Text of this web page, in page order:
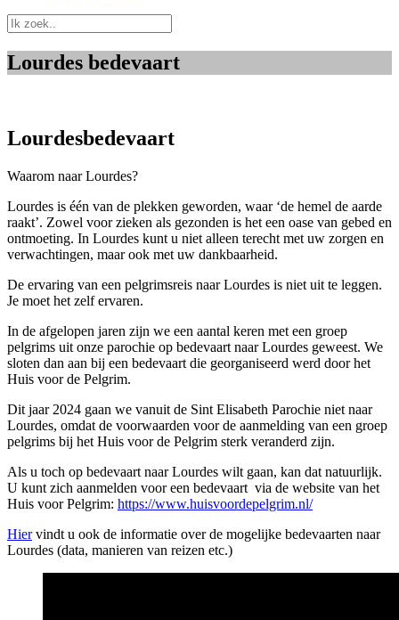
Lourdes bedevaart
Lourdesbedevaart
Waarom naar Lourdes?
Lourdes is één van de plekken geworden, waar ‘de hemel de aarde
raakt’. Zowel voor zieken als gezonden is het een oase van gebed en
ontmoeting. In Lourdes kunt u niet alleen terecht met uw zorgen en
verwachtingen, maar ook met uw dankbaarheid.
De ervaring van een pelgrimsreis naar Lourdes is niet uit te leggen.
Je moet het zelf ervaren.
In de afgelopen jaren zijn we een aantal keren met een groep
pelgrims uit onze parochie op bedevaart naar Lourdes geweest. We
sloten dan aan bij een bedevaart die georganiseerd werd door het
Huis voor de Pelgrim.
Dit jaar 2024 gaan we vanuit de Sint Elisabeth Parochie niet naar
Lourdes, omdat de voorwaarden voor de aanmelding van een groep
pelgrims bij het Huis voor de Pelgrim sterk veranderd zijn.
Als u toch op bedevaart naar Lourdes wilt gaan, kan dat natuurlijk.
U kunt zich aanmelden voor een bedevaart via de website van het
Huis voor Pelgrim: https://www.huisvoordepelgrim.nl/
Hiervindt u ook de informatie over de mogelijke bedevaarten naar
Lourdes (data, manieren van reizen etc.)